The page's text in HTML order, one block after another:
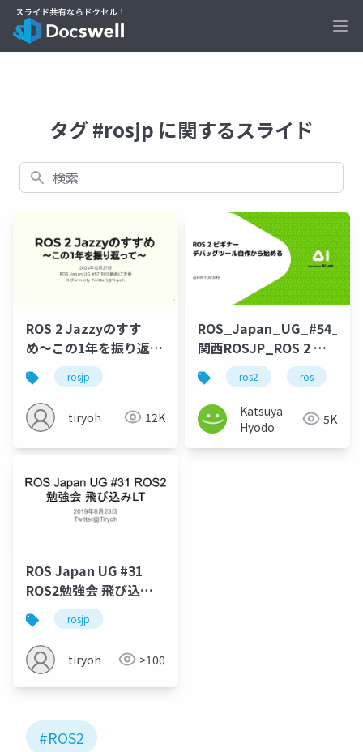
タグ #rosjp に関するスライド
検索
ROS 2 Jazzyのすす
め〜この1年を振り返っ
て〜
rosjp
tiryoh 12K
ROS_Japan_UG_#54_
関西ROSJP_ROS 2 ビ
ギナー、デバッグツー
ル自作から初める_公開
用
ros2 ros
Katsuya
Hyodo
5K
ROS Japan UG #31
ROS2勉強会 飛び込み
LT
rosjp
tiryoh >100
#ROS2